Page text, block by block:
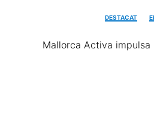
DESTACAT
Mallorca Activa impulsa